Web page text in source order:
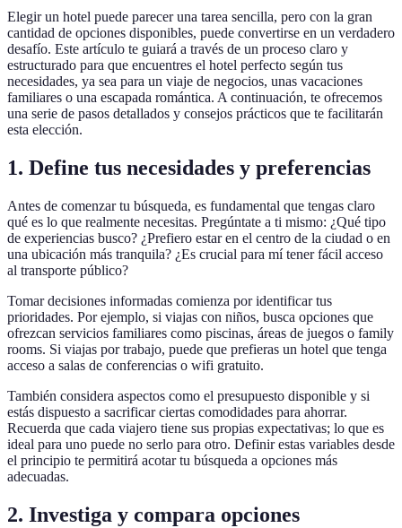
Elegir un hotel puede parecer una tarea sencilla, pero con la gran
cantidad de opciones disponibles, puede convertirse en un verdadero
desafío. Este artículo te guiará a través de un proceso claro y
estructurado para que encuentres el hotel perfecto según tus
necesidades, ya sea para un viaje de negocios, unas vacaciones
familiares o una escapada romántica. A continuación, te ofrecemos
una serie de pasos detallados y consejos prácticos que te facilitarán
esta elección.
1. Define tus necesidades y preferencias
Antes de comenzar tu búsqueda, es fundamental que tengas claro
qué es lo que realmente necesitas. Pregúntate a ti mismo: ¿Qué tipo
de experiencias busco? ¿Prefiero estar en el centro de la ciudad o en
una ubicación más tranquila? ¿Es crucial para mí tener fácil acceso
al transporte público?
Tomar decisiones informadas comienza por identificar tus
prioridades. Por ejemplo, si viajas con niños, busca opciones que
ofrezcan servicios familiares como piscinas, áreas de juegos o family
rooms. Si viajas por trabajo, puede que prefieras un hotel que tenga
acceso a salas de conferencias o wifi gratuito.
También considera aspectos como el presupuesto disponible y si
estás dispuesto a sacrificar ciertas comodidades para ahorrar.
Recuerda que cada viajero tiene sus propias expectativas; lo que es
ideal para uno puede no serlo para otro. Definir estas variables desde
el principio te permitirá acotar tu búsqueda a opciones más
adecuadas.
2. Investiga y compara opciones